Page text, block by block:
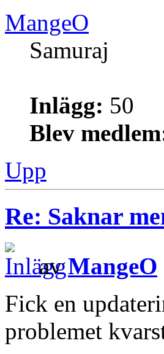
MangeO
Samuraj
Inlägg: 50
Blev
Upp
Re: Saknar
avMangeO
Fick en
problemet